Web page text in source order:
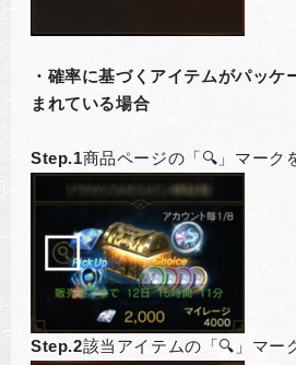
・確率に基づくアイテムがパッケ
まれている場合
Step.1商品ページの「🔍」マーク
Step.2該当アイテムの「🔍」マー